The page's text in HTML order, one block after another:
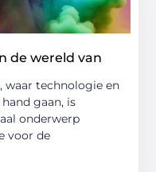
de wereld van
waar technologie en
gaan, is
onderwerp
voor de